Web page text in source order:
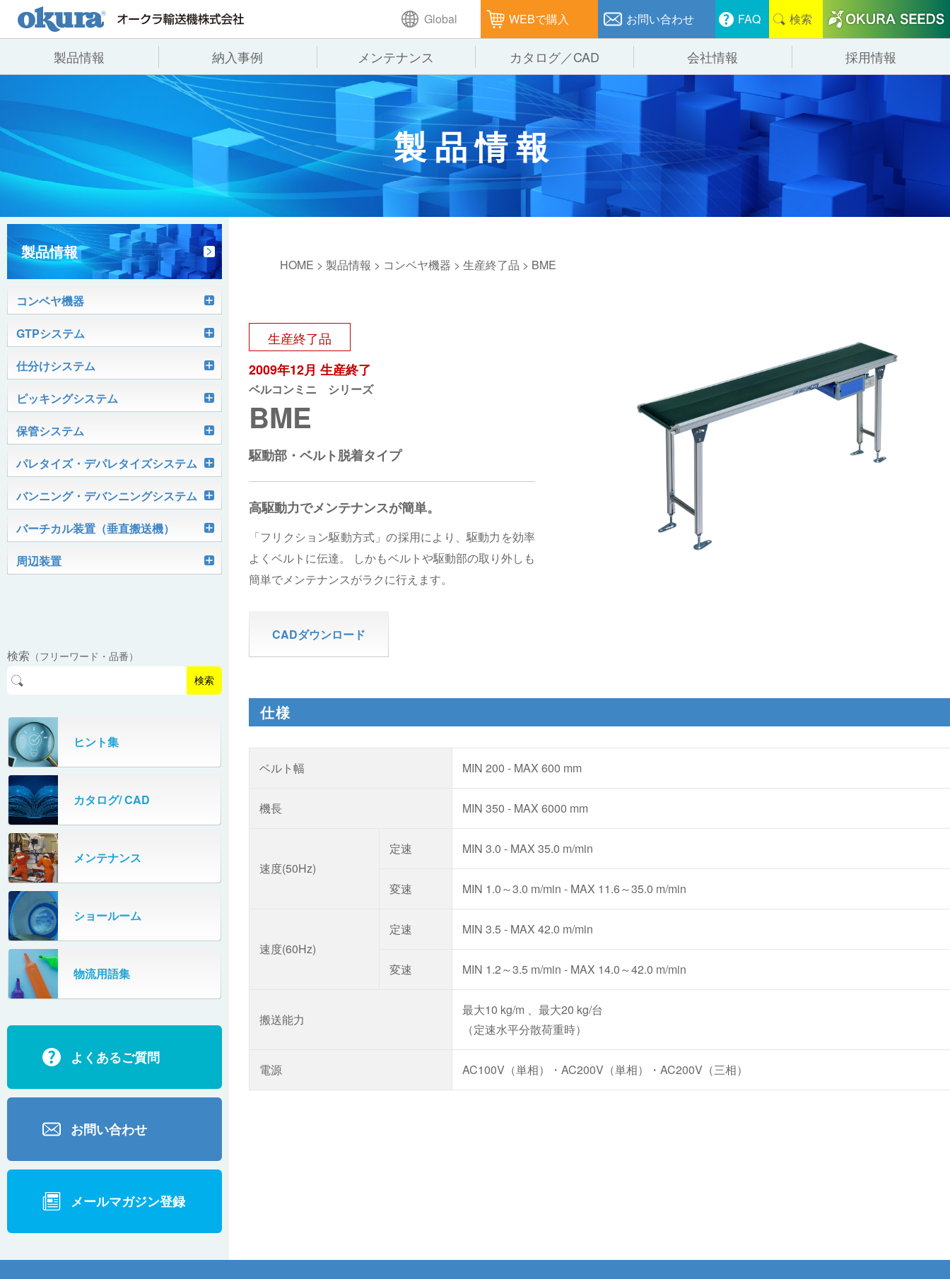
Global WEBで購入 お問い合わせ FAQ 検索
製品情報
製品情報
コンベヤ機器
コンベヤ機器を探す
用途から探す
ヒント集
GTPシステム 仕分けシステム
ピッキングシステム 保管システム
パレタイズ・デパレタイズシステム バンニング・デバンニングシステム
納入事例
納入事例
全業種 製造 物流
飲料 通販 食品
メンテナンス カタログ／CAD
会社情報
会社情報
代表あいさつ 企業理念 会社概要
事業所一覧 オークラグループ 事業紹介
沿革 オークラの取組み
採用情報
製品情報
製品情報
コンベヤ機器
軽搬送コンベヤ
ベルコンミニ
ファインコンベヤ
マグネット駆動コンベヤ
ジャブコン®
プラスチックベルトコンベヤ
オークラ キャリーライン®
ケース搬送コンベヤ
ユニコンV
ユニコンJr
クールコンベヤ®Ⅱ
チェーン駆動ローラコンベヤ
チェーン駆動ローラ単体
パレットコンベヤ
グラビティコンベヤ
ローラコンベヤ
ホイールコンベヤ
フリーカーブコンベヤ
モータローラ＆コンベヤ
モータローラ単体
モータローラコンベヤ
マテハン機器
オークラホッパー
ポータブルクレーン
OKベルコン（スタンダードタイプ）
生産終了品
GTPシステム
Skypod®（スカイポッド）
AGVシステム
OKURUN® /TW300
仕分けシステム
ユニソーター
ハイスピードソーター
ディスクソーター
アングルソーター
クロスベルトソーター（汎用タイプ）
ピッキングシステム
PTIシステム
ピカトルシリーズ
HASS（ハズ）シリーズ
ピックティーチャシステム
バラピッキングロボットシステム
保管システム
Quick Shuttle®
パレタイズ・デパレタイズシステム
ロボットパレタイザ
ロボットパレタイザAi1800Ⅱ-C
ロボットパレタイザAi1800Ⅱ
ビジョンパレタイズシステム
ビジョンデパレタイズシステム
PHC80L
ガントレーパレタイザ
PHC350・PHC330
PZC150・PZC110
DHC350
667
SR802
ECD500A・ECD800・ECD1500
ECD2700
BD200・BD1000
バンニング・デバンニングシステム
トラックローダ「TL-2P」
伸縮ベルトコンベヤ
バーチカル装置（垂直搬送機）
ミニパーフェ® / VCS-Z
パーフェクトベヤー® / PV（スチール
製）
パーフェクトベヤー® / AP（アルミ
タテコン® / TC
周辺装置
オリプナー
高速転換機
スタッカ&アンスタッカ
米袋自動投入装置
フローラック自動補充装置
牛乳パック自動投入装置
ターンコンベヤ
マルチレーンダイバータ®
カーゴタイザ
検索 （フリーワード・品番）
検索
ヒント集
カタログ/ CAD
メンテナンス
ショールーム
物流用語集
よくあるご質問
お問い合わせ
メールマガジン登録
HOME > 製品情報 > コンベヤ機器 > 生産終了品 > BME
生産終了品
2009年12月 生産終了
ベルコンミニ シリーズ
BME
駆動部・ベルト脱着タイプ
高駆動力でメンテナンスが簡単。
「フリクション駆動方式」の採用により、駆動力を効率
よくベルトに伝達。 しかもベルトや駆動部の取り外しも
簡単でメンテナンスがラクに行えます。
CADダウンロード
仕様
ベルト幅 MIN 200 - MAX 600 mm
機長 MIN 350 - MAX 6000 mm
速度(50Hz)
定速 MIN 3.0 - MAX 35.0 m/min
変速 MIN 1.0～3.0 m/min - MAX 11.6～35.0 m/min
速度(60Hz)
定速 MIN 3.5 - MAX 42.0 m/min
変速 MIN 1.2～3.5 m/min - MAX 14.0～42.0 m/min
搬送能力
最大10 kg/m 、最大20 kg/台
（定速水平分散荷重時）
電源 AC100V（単相）・AC200V（単相）・AC200V（三相）